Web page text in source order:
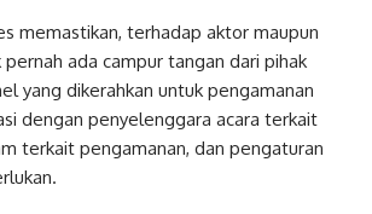
memastikan, terhadap aktor maupun
ada campur tangan dari pihak
yang dikerahkan untuk pengamanan
dengan penyelenggara acara terkait
terkait pengamanan, dan pengaturan